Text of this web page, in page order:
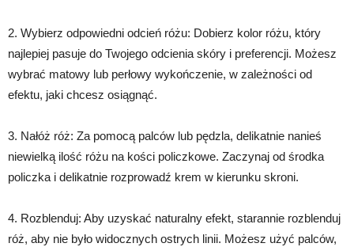
2. Wybierz odpowiedni odcień różu: Dobierz kolor różu, który
najlepiej pasuje do Twojego odcienia skóry i preferencji. Możesz
wybrać matowy lub perłowy wykończenie, w zależności od
efektu, jaki chcesz osiągnąć.
3. Nałóż róż: Za pomocą palców lub pędzla, delikatnie nanieś
niewielką ilość różu na kości policzkowe. Zaczynaj od środka
policzka i delikatnie rozprowadź krem w kierunku skroni.
4. Rozblenduj: Aby uzyskać naturalny efekt, starannie rozblenduj
róż, aby nie było widocznych ostrych linii. Możesz użyć palców,